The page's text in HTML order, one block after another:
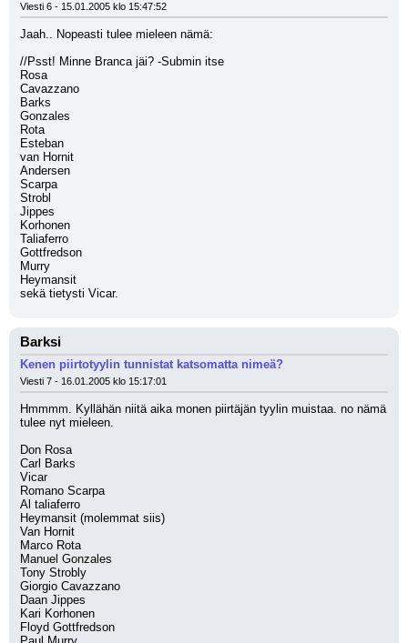
Viesti 6 - 15.01.2005 klo 15:47:52
Jaah.. Nopeasti tulee mieleen nämä:
//Psst! Minne Branca jäi? -Submin itse
Rosa
Cavazzano
Barks
Gonzales
Rota
Esteban
van Hornit
Andersen
Scarpa
Strobl
Jippes
Korhonen
Taliaferro
Gottfredson
Murry
Heymansit
sekä tietysti Vicar.
Barksi
Kenen piirtotyylin tunnistat katsomatta nimeä?
Viesti 7 - 16.01.2005 klo 15:17:01
Hmmmm. Kyllähän niitä aika monen piirtäjän tyylin muistaa. no nämä
tulee nyt mieleen.
Don Rosa
Carl Barks
Vicar
Romano Scarpa
Al taliaferro
Heymansit (molemmat siis)
Van Hornit
Marco Rota
Manuel Gonzales
Tony Strobly
Giorgio Cavazzano
Daan Jippes
Kari Korhonen
Floyd Gottfredson